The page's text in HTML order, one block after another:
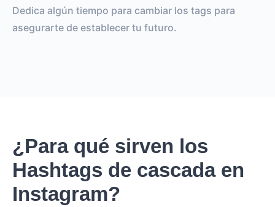
Dedica algún tiempo para cambiar los tags para
asegurarte de establecer tu futuro.
¿Para qué sirven los
Hashtags de cascada en
Instagram?